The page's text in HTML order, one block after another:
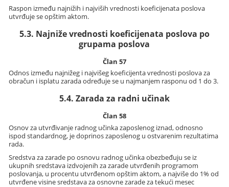
Raspon između najnižih i najviših vrednosti koeficijenata poslova
utvrđuje se opštim aktom.
5.3. Najniže vrednosti koeficijenata poslova po
grupama poslova
Član 57
Odnos između najnižeg i najvišeg koeficijenta vrednosti poslova za
obračun i isplatu zarada određuje se u najmanjem rasponu od 1 do 3.
5.4. Zarada za radni učinak
Član 58
Osnov za utvrđivanje radnog učinka zaposlenog iznad, odnosno
ispod standardnog, je doprinos zaposlenog u ostvarenim rezultatima
rada.
Sredstva za zarade po osnovu radnog učinka obezbeđuju se iz
ukupnih sredstava izdvojenih za zarade utvrđenih programom
poslovanja, u procentu utvrđenom opštim aktom, a najviše do 1% od
utvrđene visine sredstava za osnovne zarade za tekući mesec